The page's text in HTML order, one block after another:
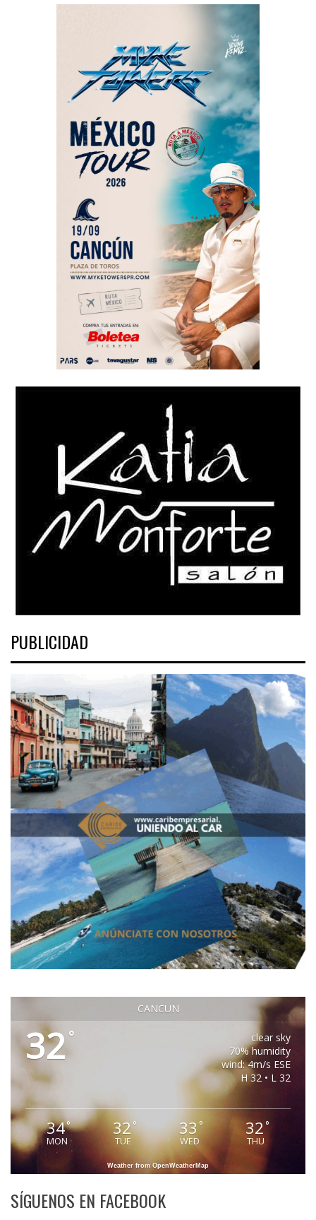
PUBLICIDAD
CANCUN
32°
clear sky
70% humidity
wind: 4m/s ESE
H 32 • L 32
34°
MON
32°
TUE
33 °
WED
32°
THU
Weather from OpenWeatherMap
SÍGUENOS EN FACEBOOK